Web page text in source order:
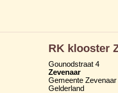
RK klooster
Gounodstraat 4
Zevenaar
Gemeente Zevenaar
Gelderland